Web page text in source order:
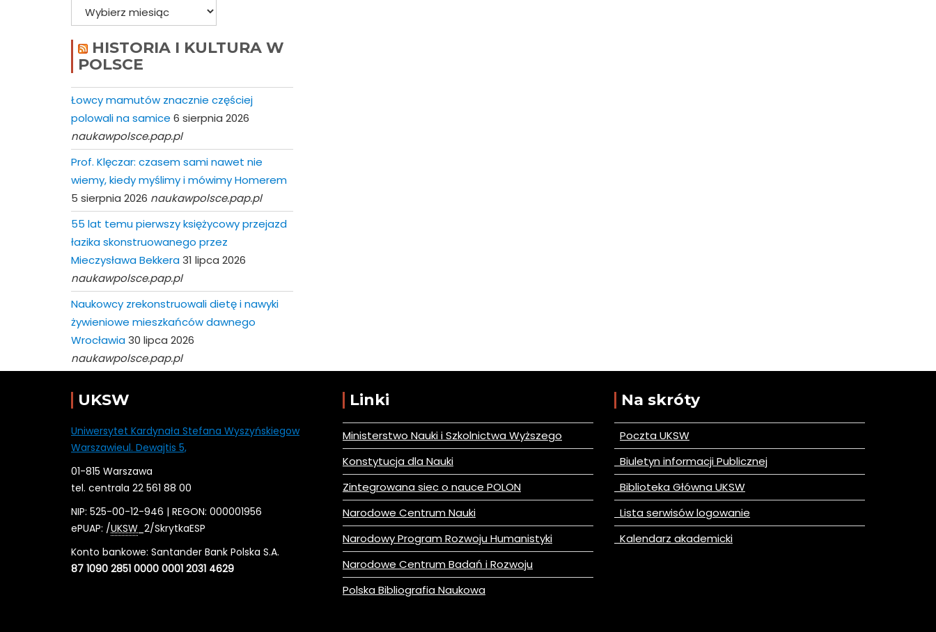
Archiwa
HISTORIA I KULTURA W
POLSCE
Łowcy mamutów znacznie częściej
polowali na samice 6 sierpnia 2026
naukawpolsce.pap.pl
Prof. Klęczar: czasem sami nawet nie
wiemy, kiedy myślimy i mówimy Homerem
5 sierpnia 2026 naukawpolsce.pap.pl
55 lat temu pierwszy księżycowy przejazd
łazika skonstruowanego przez
Mieczysława Bekkera31 lipca 2026
naukawpolsce.pap.pl
Naukowcy zrekonstruowali dietę i nawyki
żywieniowe mieszkańców dawnego
Wrocławia30 lipca 2026
naukawpolsce.pap.pl
UKSW
Uniwersytet Kardynała Stefana Wyszyńskiegow
Warszawieul. Dewajtis 5,
01-815 Warszawa
tel. centrala 22 561 88 00
NIP: 525-00-12-946 | REGON: 000001956
ePUAP: /UKSW _2/SkrytkaESP
Konto bankowe: Santander Bank Polska S.A.
87 1090 2851 0000 0001 2031 4629
Linki
Ministerstwo Nauki i Szkolnictwa Wyższego
Konstytucja dla Nauki
Zintegrowana siec o nauce POLON
Narodowe Centrum Nauki
Narodowy Program Rozwoju Humanistyki
Narodowe Centrum Badań i Rozwoju
Polska Bibliografia Naukowa
Na skróty
Poczta UKSW
Biuletyn informacji Publicznej
Biblioteka Główna UKSW
Lista serwisów logowanie
Kalendarz akademicki